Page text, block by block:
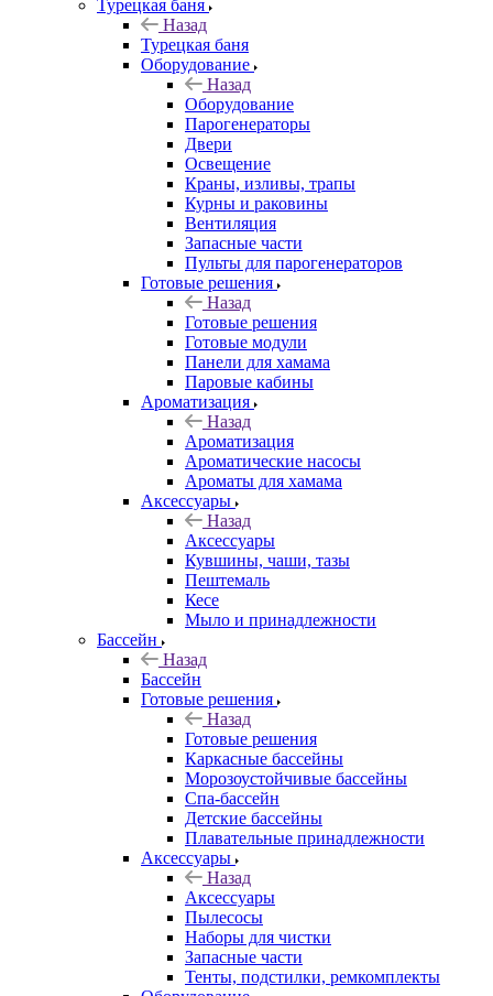
Турецкая баня
Назад
Турецкая баня
Оборудование
Назад
Оборудование
Парогенераторы
Двери
Освещение
Краны, изливы, трапы
Курны и раковины
Вентиляция
Запасные части
Пульты для парогенераторов
Готовые решения
Назад
Готовые решения
Готовые модули
Панели для хамама
Паровые кабины
Ароматизация
Назад
Ароматизация
Ароматические насосы
Ароматы для хамама
Аксессуары
Назад
Аксессуары
Кувшины, чаши, тазы
Пештемаль
Кесе
Мыло и принадлежности
Бассейн
Назад
Бассейн
Готовые решения
Назад
Готовые решения
Каркасные бассейны
Морозоустойчивые бассейны
Спа-бассейн
Детские бассейны
Плавательные принадлежности
Аксессуары
Назад
Аксессуары
Пылесосы
Наборы для чистки
Запасные части
Тенты, подстилки, ремкомплекты